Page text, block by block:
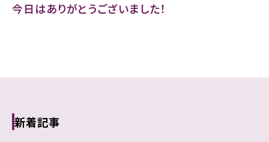
今日はありがとうございました！
新着記事